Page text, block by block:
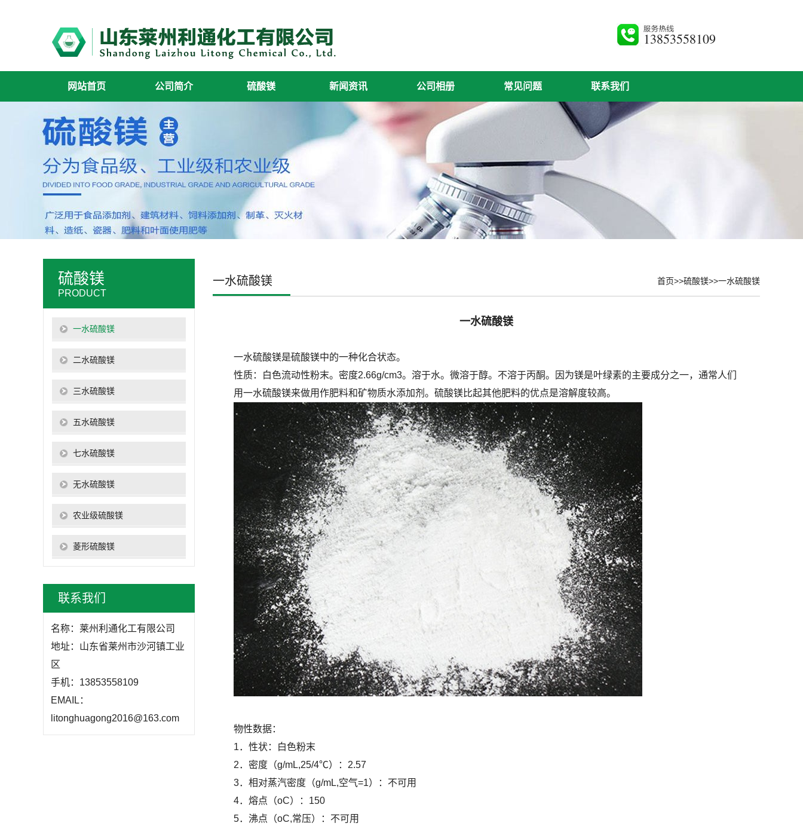
13853558109
网站首页 公司简介 硫酸镁 新闻资讯 公司相册 常见问题 联系我们
硫酸镁
PRODUCT
一水硫酸镁
二水硫酸镁
三水硫酸镁
五水硫酸镁
七水硫酸镁
无水硫酸镁
农业级硫酸镁
菱形硫酸镁
联系我们
名称：莱州利通化工有限公司
地址：山东省莱州市沙河镇工业
区
手机：13853558109
EMAIL：
litonghuagong2016@163.com
一水硫酸镁 首页>>硫酸镁>>一水硫酸镁
一水硫酸镁
一水硫酸镁是硫酸镁中的一种化合状态。
性质：白色流动性粉末。密度2.66g/cm3。溶于水。微溶于醇。不溶于丙酮。因为镁是叶绿素的主要成分之一，通常人们
用一水硫酸镁来做用作肥料和矿物质水添加剂。硫酸镁比起其他肥料的优点是溶解度较高。
物性数据：
1．性状：白色粉末
2．密度（g/mL,25/4℃）：2.57
3．相对蒸汽密度（g/mL,空气=1）：不可用
4．熔点（oC）：150
5．沸点（oC,常压）：不可用